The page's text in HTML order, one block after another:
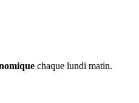
chaque lundi matin.